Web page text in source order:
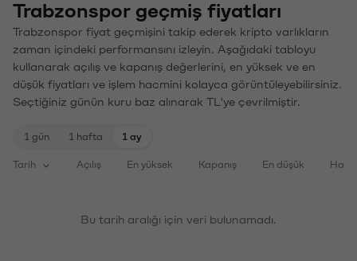
Trabzonspor geçmiş fiyatları
Trabzonspor fiyat geçmişini takip ederek kripto varlıkların
zaman içindeki performansını izleyin. Aşağıdaki tabloyu
kullanarak açılış ve kapanış değerlerini, en yüksek ve en
düşük fiyatları ve işlem hacmini kolayca görüntüleyebilirsiniz.
Seçtiğiniz günün kuru baz alınarak TL'ye çevrilmiştir.
1 gün 1 hafta 1 ay
Tarih Açılış En yüksek Kapanış En düşük
Bu tarih aralığı için veri bulunamadı.